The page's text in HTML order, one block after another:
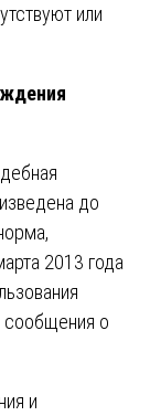
или
до
2013 года
сообщения о
и